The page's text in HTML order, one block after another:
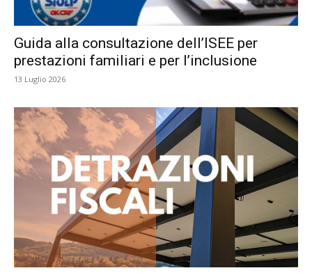
Guida alla consultazione dell’ISEE per
prestazioni familiari e per l’inclusione
13 Luglio 2026